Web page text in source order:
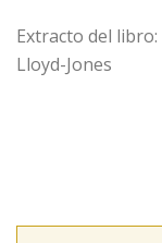
Extracto del
Lloyd-Jones